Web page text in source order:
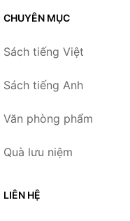
CHUYÊN MỤC
Sách tiếng Việt
Sách tiếng Anh
Văn phòng phẩm
Quà lưu niệm
LIÊN HỆ